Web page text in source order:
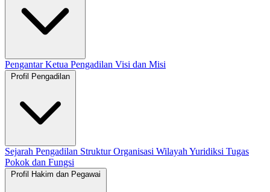
Pengantar Ketua Pengadilan Visi dan Misi
Profil Pengadilan
Sejarah Pengadilan Struktur Organisasi Wilayah Yuridiksi Tugas
Pokok dan Fungsi
Profil Hakim dan Pegawai